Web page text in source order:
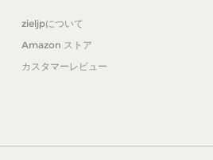
zieljpについて
Amazon ストア
カスタマーレビュー